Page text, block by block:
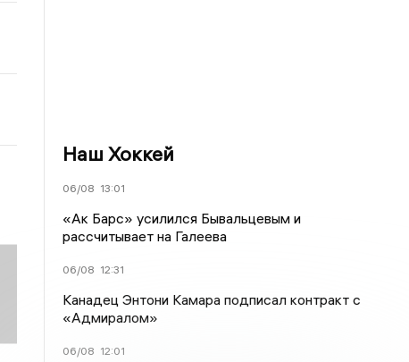
Наш Хоккей
06/08 13:01
«Ак Барс» усилился Бывальцевым и
рассчитывает на Галеева
06/08 12:31
Канадец Энтони Камара подписал контракт с
«Адмиралом»
06/08 12:01